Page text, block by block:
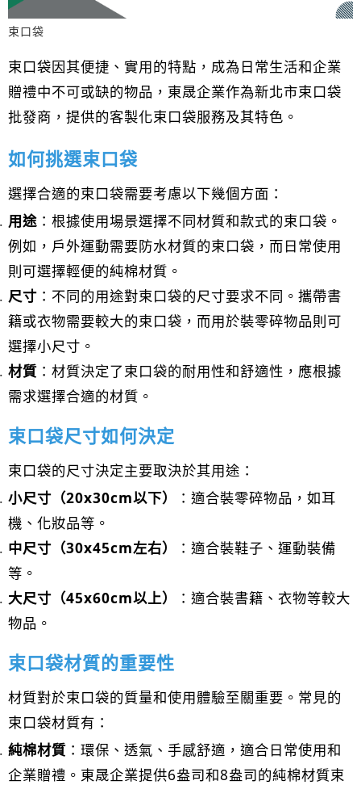
束口袋
束口袋因其便捷、實用的特點，成為日常生活和企業
贈禮中不可或缺的物品，東晟企業作為新北市束口袋
批發商，提供的客製化束口袋服務及其特色。
如何挑選束口袋
選擇合適的束口袋需要考慮以下幾個方面：
用途 ：根據使用場景選擇不同材質和款式的束口袋。
例如，戶外運動需要防水材質的束口袋，而日常使用
則可選擇輕便的純棉材質。
尺寸 ：不同的用途對束口袋的尺寸要求不同。攜帶書
籍或衣物需要較大的束口袋，而用於裝零碎物品則可
選擇小尺寸。
材質 ：材質決定了束口袋的耐用性和舒適性，應根據
需求選擇合適的材質。
束口袋尺寸如何決定
束口袋的尺寸決定主要取決於其用途：
小尺寸（20x30cm以下）
：適合裝零碎物品，如耳
機、化妝品等。
中尺寸（30x45cm左右）
：適合裝鞋子、運動裝備
等。
大尺寸（45x60cm以上）
：適合裝書籍、衣物等較大
物品。
束口袋材質的重要性
材質對於束口袋的質量和使用體驗至關重要。常見的
束口袋材質有：
純棉材質 ：環保、透氣、手感舒適，適合日常使用和
企業贈禮。東晟企業提供6盎司和8盎司的純棉材質束